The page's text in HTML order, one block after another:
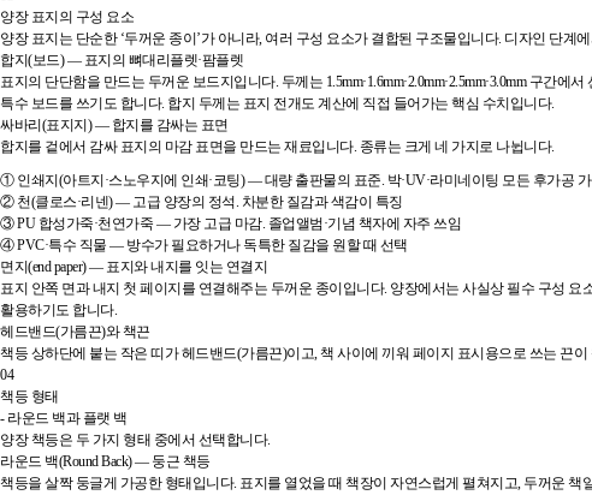
양장 표지의 구성 요소
양장 표지는 단순한 ‘두꺼운 종이’가 아니라, 여러 구성 요소가 결합된 구조물입니다. 디자인 단
합지(보드) — 표지의 뼈대리플렛·팜플렛
표지의 단단함을 만드는 두꺼운 보드지입니다. 두께는 1.5mm·1.6mm·2.0mm·2.5mm·3.0mm 구
특수 보드를 쓰기도 합니다. 합지 두께는 표지 전개도 계산에 직접 들어가는 핵심 수치입니다.
싸바리(표지지) — 합지를 감싸는 표면
합지를 겉에서 감싸 표지의 마감 표면을 만드는 재료입니다. 종류는 크게 네 가지로 나뉩니다.
① 인쇄지(아트지·스노우지에 인쇄·코팅) — 대량 출판물의 표준. 박·UV·라미네이팅 모든 후가공
② 천(클로스·리넨) — 고급 양장의 정석. 차분한 질감과 색감이 특징
③ PU 합성가죽·천연가죽 — 가장 고급 마감. 졸업앨범·기념 책자에 자주 쓰임
④ PVC·특수 직물 — 방수가 필요하거나 독특한 질감을 원할 때 선택
면지(end paper) — 표지와 내지를 잇는 연결지
표지 안쪽 면과 내지 첫 페이지를 연결해주는 두꺼운 종이입니다. 양장에서는 사실상 필수 구성 요
활용하기도 합니다.
헤드밴드(가름끈)와 책끈
책등 상하단에 붙는 작은 띠가 헤드밴드(가름끈)이고, 책 사이에 끼워 페이지 표시용으로 쓰는 끈
04
책등 형태
- 라운드 백과 플랫 백
양장 책등은 두 가지 형태 중에서 선택합니다.
라운드 백(Round Back) — 둥근 책등
책등을 살짝 둥글게 가공한 형태입니다. 표지를 열었을 때 책장이 자연스럽게 펼쳐지고, 두꺼운